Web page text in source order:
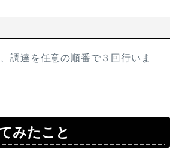
調達を任意の順番で３回行いま
みたこと